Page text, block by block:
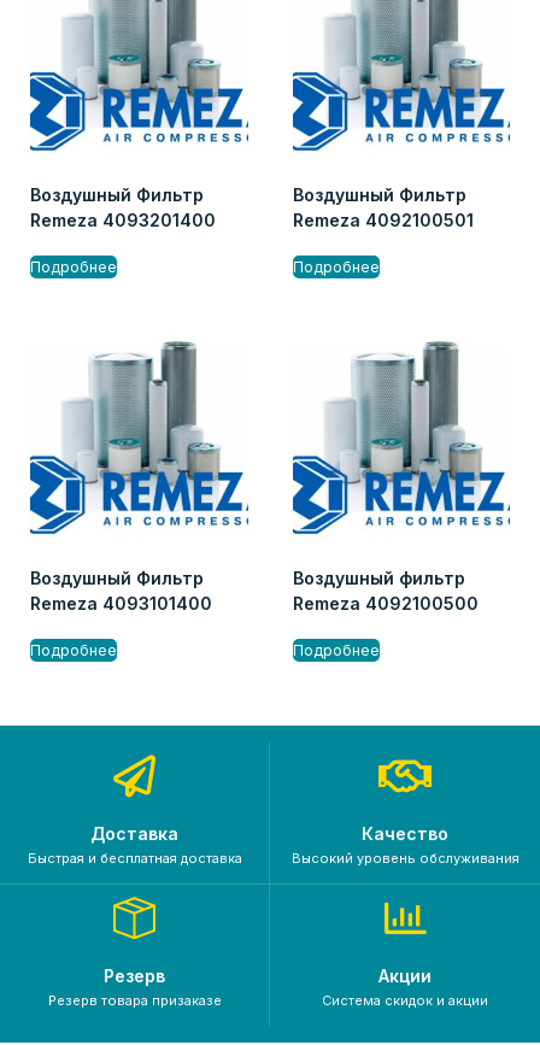
Воздушный Фильтр
Remeza 4093201400
Подробнее
Воздушный Фильтр
Remeza 4092100501
Подробнее
Воздушный Фильтр
Remeza 4093101400
Подробнее
Воздушный фильтр
Remeza 4092100500
Подробнее
Доставка
Быстрая и бесплатная доставка
Качество
Высокий уровень обслуживания
Резерв
Резерв товара призаказе
Акции
Система скидок и акции